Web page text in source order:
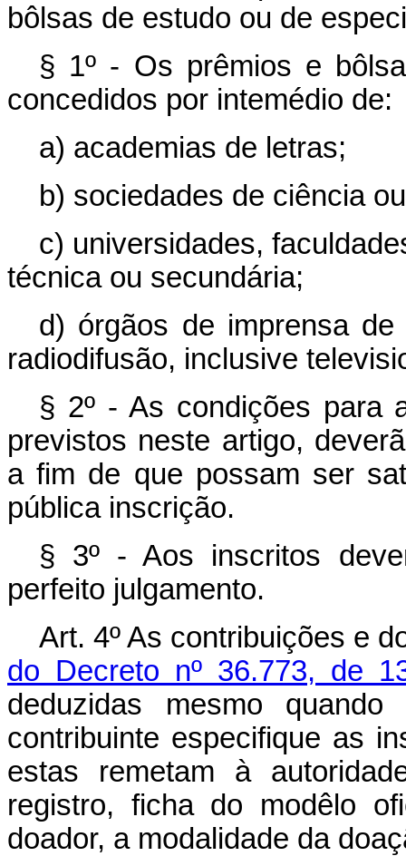
bôlsas de estudo ou de
§ 1º - Os prêmios e
concedidos por intemédio de:
a) academias de letras;
b) sociedades de ciência
c) universidades,
técnica ou secundária;
d) órgãos de imprensa
radiodifusão, inclusive
§ 2º - As condições para
previstos neste artigo,
a fim de que possam ser
pública inscrição.
§ 3º - Aos inscritos
perfeito julgamento.
Art. 4º As contribuições e
do Decreto nº 36.773, de
deduzidas mesmo
contribuinte especifique as
estas remetam à
registro, ficha do modêlo
doador, a modalidade da